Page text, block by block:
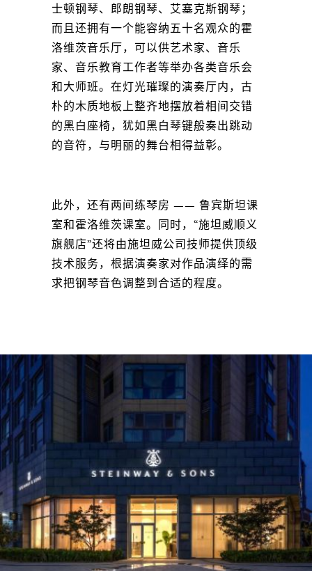
士顿钢琴、郎朗钢琴、艾塞克斯钢琴；
而且还拥有一个能容纳五十名观众的霍
洛维茨音乐厅，可以供艺术家、音乐
家、音乐教育工作者等举办各类音乐会
和大师班。在灯光璀璨的演奏厅内，古
朴的木质地板上整齐地摆放着相间交错
的黑白座椅，犹如黑白琴键般奏出跳动
的音符，与明丽的舞台相得益彰。
此外，还有两间练琴房 —— 鲁宾斯坦课
室和霍洛维茨课室。同时，“施坦威顺义
旗舰店”还将由施坦威公司技师提供顶级
技术服务，根据演奏家对作品演绎的需
求把钢琴音色调整到合适的程度。